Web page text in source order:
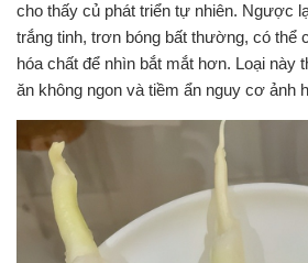
cho thấy củ phát triển tự nhiên. Ngược
trắng tinh, trơn bóng bất thường, có thể
hóa chất để nhìn bắt mắt hơn. Loại này
ăn không ngon và tiềm ẩn nguy cơ ảnh